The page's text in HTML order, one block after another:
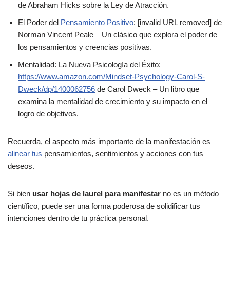
de Abraham Hicks sobre la Ley de Atracción.
El Poder del Pensamiento Positivo: [invalid URL removed] de
Norman Vincent Peale – Un clásico que explora el poder de
los pensamientos y creencias positivas.
Mentalidad: La Nueva Psicología del Éxito:
https://www.amazon.com/Mindset-Psychology-Carol-S-
Dweck/dp/1400062756 de Carol Dweck – Un libro que
examina la mentalidad de crecimiento y su impacto en el
logro de objetivos.
Recuerda, el aspecto más importante de la manifestación es
alinear tus pensamientos, sentimientos y acciones con tus
deseos.
Si bien usar hojas de laurel para manifestar no es un método
científico, puede ser una forma poderosa de solidificar tus
intenciones dentro de tu práctica personal.